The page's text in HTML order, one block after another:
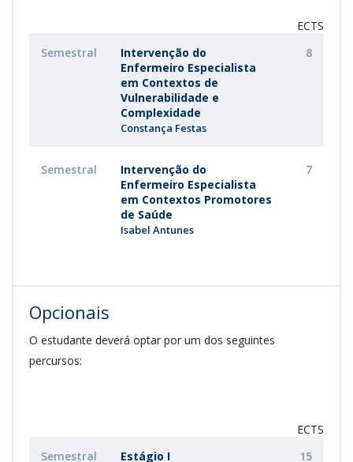
ECTS
Semestral
Intervenção do
Enfermeiro Especialista
em Contextos de
Vulnerabilidade e
Complexidade
Constança Festas
8
Semestral
Intervenção do
Enfermeiro Especialista
em Contextos Promotores
de Saúde
Isabel Antunes
7
Opcionais
O estudante deverá optar por um dos seguintes
percursos:
ECTS
Semestral
Estágio I 15